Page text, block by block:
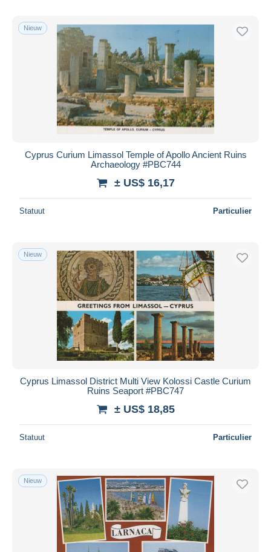
Nieuw
Cyprus Curium Limassol Temple of Apollo Ancient Ruins
Archaeology #PBC744
± US$ 16,17
Statuut Particulier
Nieuw
Cyprus Limassol District Multi View Kolossi Castle Curium
Ruins Seaport #PBC747
± US$ 18,85
Statuut Particulier
Nieuw